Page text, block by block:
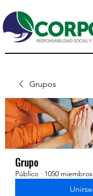
Grupos
Grupo
Público · 1050 miembros
Unirse